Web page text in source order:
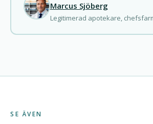
Marcus Sjöberg
Legitimerad apotekare,
SE ÄVEN